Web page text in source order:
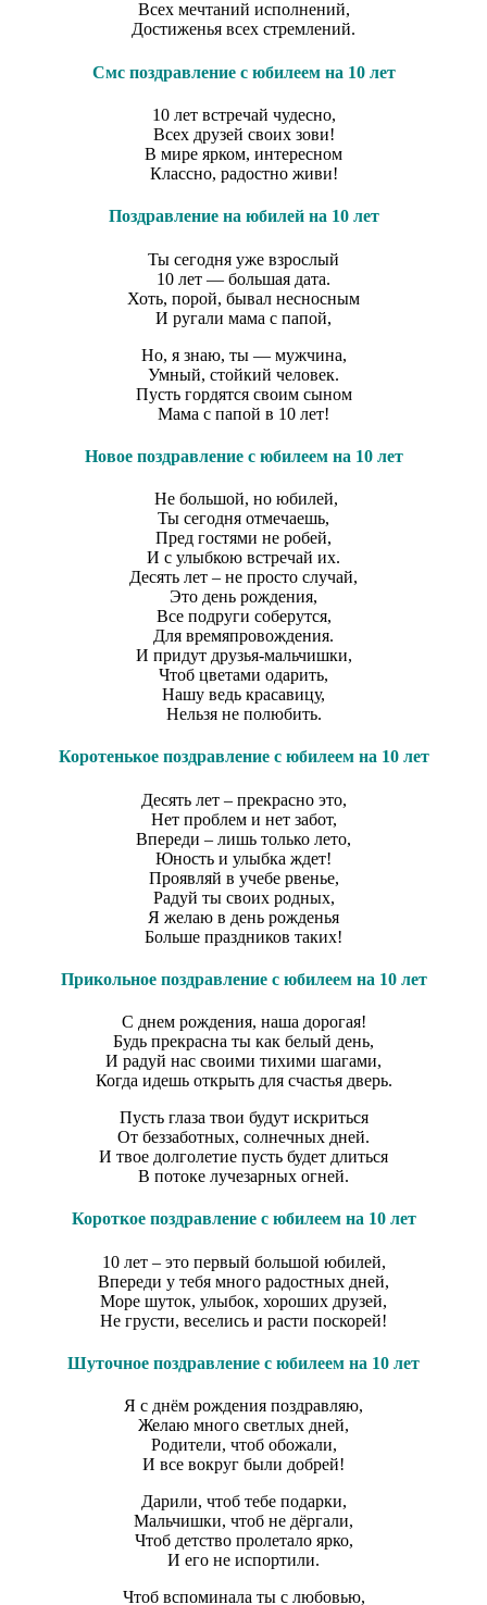
Всех мечтаний исполнений,
Достиженья всех стремлений.
Смс поздравление с юбилеем на 10 лет
10 лет встречай чудесно,
Всех друзей своих зови!
В мире ярком, интересном
Классно, радостно живи!
Поздравление на юбилей на 10 лет
Ты сегодня уже взрослый
10 лет — большая дата.
Хоть, порой, бывал несносным
И ругали мама с папой,
Но, я знаю, ты — мужчина,
Умный, стойкий человек.
Пусть гордятся своим сыном
Мама с папой в 10 лет!
Новое поздравление с юбилеем на 10 лет
Не большой, но юбилей,
Ты сегодня отмечаешь,
Пред гостями не робей,
И с улыбкою встречай их.
Десять лет – не просто случай,
Это день рождения,
Все подруги соберутся,
Для времяпровождения.
И придут друзья-мальчишки,
Чтоб цветами одарить,
Нашу ведь красавицу,
Нельзя не полюбить.
Коротенькое поздравление с юбилеем на 10 лет
Десять лет – прекрасно это,
Нет проблем и нет забот,
Впереди – лишь только лето,
Юность и улыбка ждет!
Проявляй в учебе рвенье,
Радуй ты своих родных,
Я желаю в день рожденья
Больше праздников таких!
Прикольное поздравление с юбилеем на 10 лет
С днем рождения, наша дорогая!
Будь прекрасна ты как белый день,
И радуй нас своими тихими шагами,
Когда идешь открыть для счастья дверь.
Пусть глаза твои будут искриться
От беззаботных, солнечных дней.
И твое долголетие пусть будет длиться
В потоке лучезарных огней.
Короткое поздравление с юбилеем на 10 лет
10 лет – это первый большой юбилей,
Впереди у тебя много радостных дней,
Море шуток, улыбок, хороших друзей,
Не грусти, веселись и расти поскорей!
Шуточное поздравление с юбилеем на 10 лет
Я с днём рождения поздравляю,
Желаю много светлых дней,
Родители, чтоб обожали,
И все вокруг были добрей!
Дарили, чтоб тебе подарки,
Мальчишки, чтоб не дёргали,
Чтоб детство пролетало ярко,
И его не испортили.
Чтоб вспоминала ты с любовью,